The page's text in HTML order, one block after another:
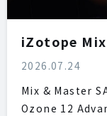
iZotope
2026.07.24
Mix & Master
Ozone 12